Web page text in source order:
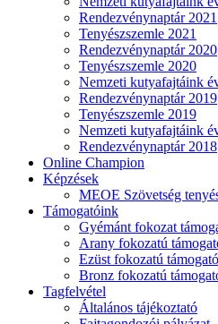
Rendezvénynaptár 2021
Tenyészszemle 2021
Rendezvénynaptár 2020
Tenyészszemle 2020
Nemzeti kutyafajtáink
Rendezvénynaptár 2019
Tenyészszemle 2019
Nemzeti kutyafajtáink
Rendezvénynaptár 2018
Online Champion
Képzések
MEOE Szövetség
Támogatóink
Gyémánt fokozat
Arany fokozatú
Ezüst fokozatú
Bronz fokozatú
Tagfelvétel
Általános tájékoztató